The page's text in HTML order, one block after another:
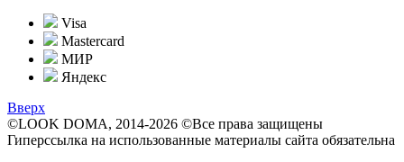
Visa
Mastercard
МИР
Яндекс
Вверх
©LOOK DOMA, 2014-2026 ©Все права защищены
Гиперссылка на использованные материалы сайта обязательна